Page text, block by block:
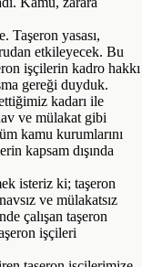
Taşeron yasası,
etkileyecek. Bu
işçilerin kadro hakkı
gereği duyduk.
kadarı ile
ve mülakat gibi
kamu kurumlarını
kapsam dışında
isteriz ki; taşeron
ve mülakatsız
çalışan taşeron
işçileri